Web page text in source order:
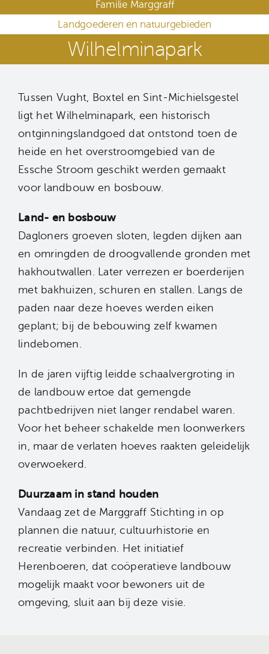
Familie Marggraff
Landgoederen en natuurgebieden
Wilhelminapark
Tussen Vught, Boxtel en Sint-Michielsgestel
ligt het Wilhelminapark, een historisch
ontginningslandgoed dat ontstond toen de
heide en het overstroomgebied van de
Essche Stroom geschikt werden gemaakt
voor landbouw en bosbouw.
Land- en bosbouw
Dagloners groeven sloten, legden dijken aan
en omringden de droogvallende gronden met
hakhoutwallen. Later verrezen er boerderijen
met bakhuizen, schuren en stallen. Langs de
paden naar deze hoeves werden eiken
geplant; bij de bebouwing zelf kwamen
lindebomen.
In de jaren vijftig leidde schaalvergroting in
de landbouw ertoe dat gemengde
pachtbedrijven niet langer rendabel waren.
Voor het beheer schakelde men loonwerkers
in, maar de verlaten hoeves raakten geleidelijk
overwoekerd.
Duurzaam in stand houden
Vandaag zet de Marggraff Stichting in op
plannen die natuur, cultuurhistorie en
recreatie verbinden. Het initiatief
Herenboeren, dat coöperatieve landbouw
mogelijk maakt voor bewoners uit de
omgeving, sluit aan bij deze visie.